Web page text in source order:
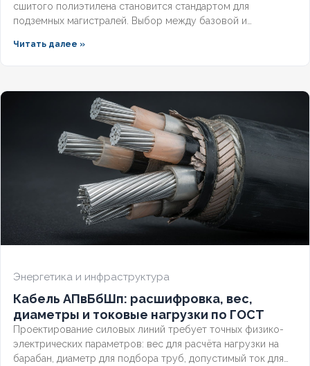
сшитого полиэтилена становится стандартом для
подземных магистралей. Выбор между базовой и
вод и требований к надёжности. Разберём конструктивные
Читать далее »
Энергетика и инфраструктура
Кабель АПвБбШп: расшифровка, вес,
диаметры и токовые нагрузки по ГОСТ
Проектирование силовых линий требует точных физико-
электрических параметров: вес для расчёта нагрузки на
барабан, диаметр для подбора труб, допустимый ток для